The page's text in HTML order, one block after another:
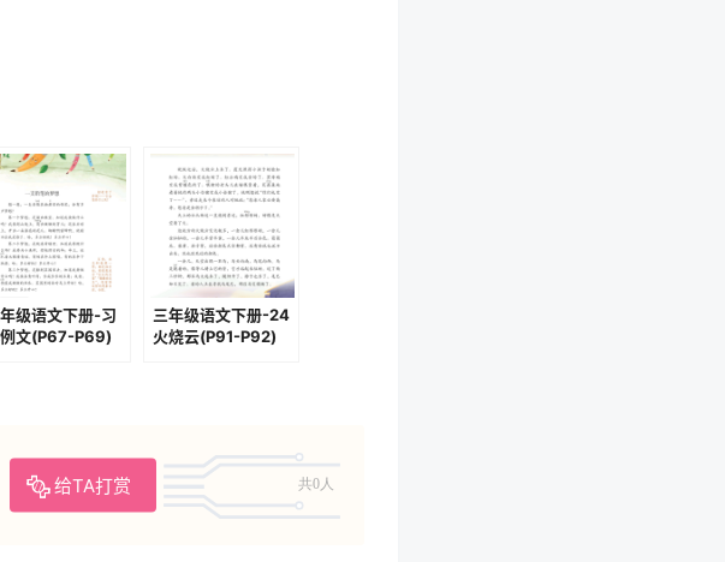
级语文下册-习
文(P67-P69)
三年级语文下册-24
火烧云(P91-P92)
给TA打赏 共0人